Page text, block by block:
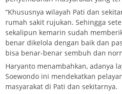
“Khususnya wilayah Pati dan
rumah sakit rujukan. Sehingga
sekalipun kemarin sudah
benar dikelola dengan baik dan
bisa benar-benar sembuh dan
Haryanto menambahkan, adanya
Soewondo ini mendekatkan
masyarakat di Pati dan sekitarnya.